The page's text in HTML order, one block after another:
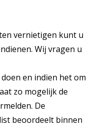
vernietigen kunt u
Wij vragen u
en indien het om
zo mogelijk de
De
beoordeelt binnen